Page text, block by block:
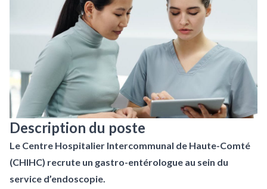
Description du poste
Le Centre Hospitalier Intercommunal de Haute-Comté
(CHIHC) recrute un gastro-entérologue au sein du
service d’endoscopie.